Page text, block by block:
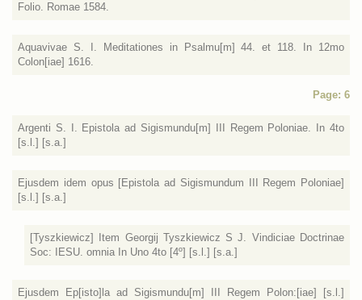
Folio. Romae 1584.
Aquavivae S. I. Meditationes in Psalmu[m] 44. et 118. In 12mo
Colon[iae] 1616.
Page: 6
Argenti S. I. Epistola ad Sigismundu[m] III Regem Poloniae. In 4to
[s.l.] [s.a.]
Ejusdem idem opus [Epistola ad Sigismundum III Regem Poloniae]
[s.l.] [s.a.]
[Tyszkiewicz] Item Georgij Tyszkiewicz S J. Vindiciae Doctrinae
Soc: IESU. omnia In Uno 4to [4º] [s.l.] [s.a.]
Ejusdem Ep[isto]la ad Sigismundu[m] III Regem Polon:[iae] [s.l.]